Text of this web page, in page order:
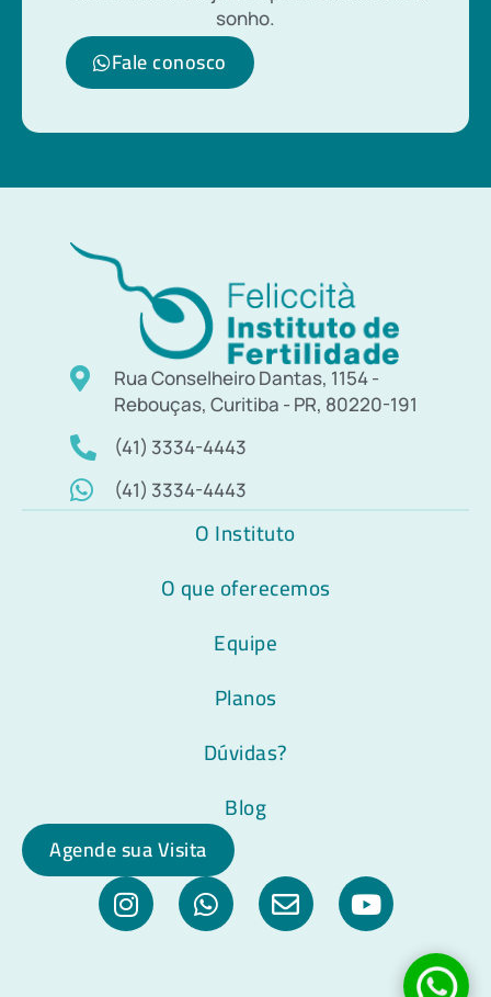
sonho.
Fale conosco
Rua Conselheiro Dantas, 1154 -
Rebouças, Curitiba - PR, 80220-191
(41) 3334-4443
(41) 3334-4443
O Instituto
O que oferecemos
Equipe
Planos
Dúvidas?
Blog
Agende sua Visita